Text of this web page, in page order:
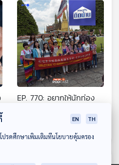
EP. 770: อยากให้นักท่อง
EN TH
ปรดศึกษาเพิ่มเติมที่นโยบายคุ้มครอง